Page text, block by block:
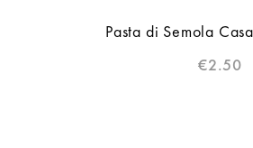
Pasta di Semola
€2.50